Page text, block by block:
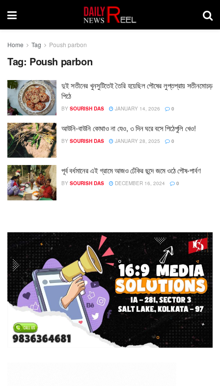
Home Tag Poush parbon
Tag: Poush parbon
দুই সতীনের খুনসুটিতেই তৈরি হয়েছিল পৌষের লুপ্তপ্রায় সতীনমোচড়
পিঠে
BY SOURISH DAS JANUARY 14, 2026 0
আউনি-বাউনি কোথাও না যেও, ৩ দিন ঘরে বসে পিঠেপুলি খেও!
BY SOURISH DAS JANUARY 28, 2025 0
পূর্ব বর্ধমানের এই গ্রামে আজও ঢেঁকির ছন্দে জমে ওঠে পৌষ-পার্বণ
BY SOURISH DAS DECEMBER 16, 2024 0